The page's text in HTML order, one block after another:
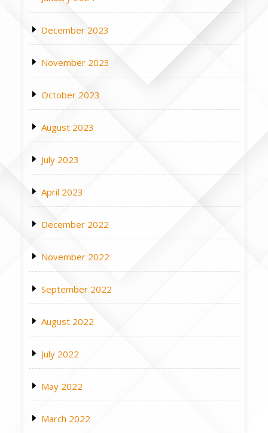
December 2023
November 2023
October 2023
August 2023
July 2023
April 2023
December 2022
November 2022
September 2022
August 2022
July 2022
May 2022
March 2022